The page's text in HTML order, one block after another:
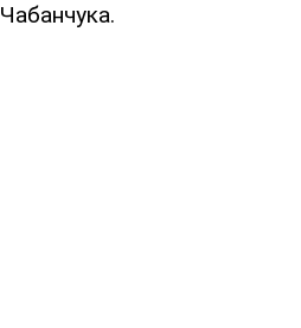
Чабанчука.